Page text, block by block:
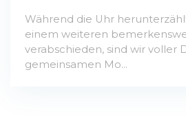
Während die Uhr
einem weiteren
verabschieden, sind wir voller
gemeinsamen Mo...